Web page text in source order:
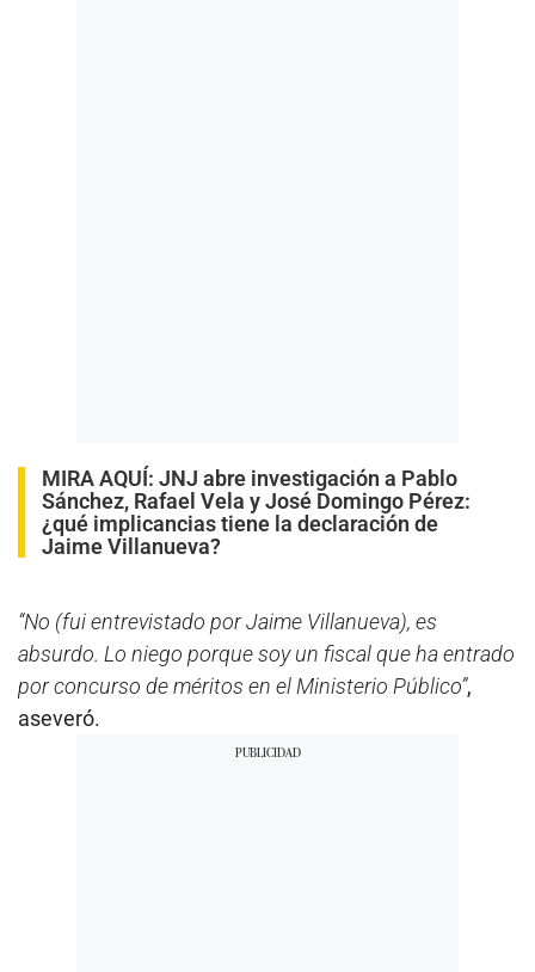
MIRA AQUÍ: JNJ abre investigación a Pablo
Sánchez, Rafael Vela y José Domingo Pérez:
¿qué implicancias tiene la declaración de
Jaime Villanueva?
“No (fui entrevistado por Jaime Villanueva), es
absurdo. Lo niego porque soy un fiscal que ha entrado
por concurso de méritos en el Ministerio Público”,
aseveró.